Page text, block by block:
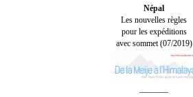
Népal
Les nouvelles règles
pour les expéditions
avec sommet (07/2019)